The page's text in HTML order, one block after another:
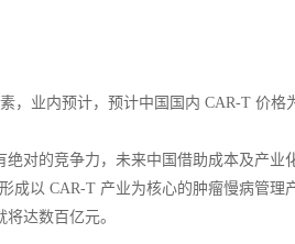
，业内预计，预计中国国内 CAR-T 价格
对的竞争力，未来中国借助成本及产业
成以 CAR-T 产业为核心的肿瘤慢病管理
达数百亿元。